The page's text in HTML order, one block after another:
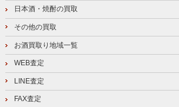
日本酒・焼酎の買取
その他の買取
お酒買取り地域一覧
WEB査定
LINE査定
FAX査定